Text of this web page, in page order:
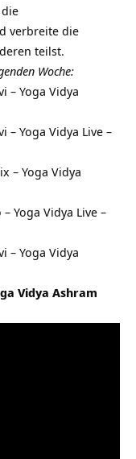
verbreite die
teilst.
Woche:
– Yoga Vidya
– Yoga Vidya Live –
– Yoga Vidya
Yoga Vidya Live –
– Yoga Vidya
Vidya Ashram